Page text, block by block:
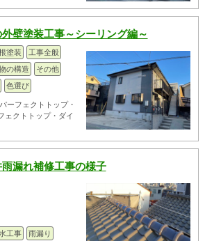
壁塗装工事～シーリング編～
塗装
工事全般
の構造
その他
色選び
ーフェクトトップ・
ェクトトップ・ダイ
漏れ補修工事の様子
工事
雨漏り